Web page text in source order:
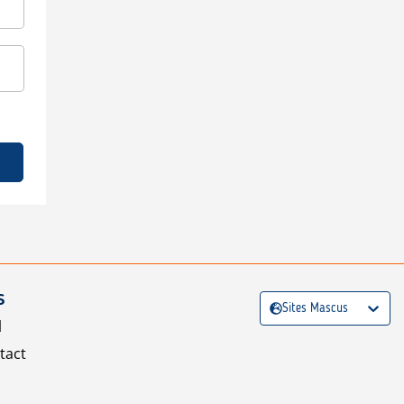
Sites Mascus